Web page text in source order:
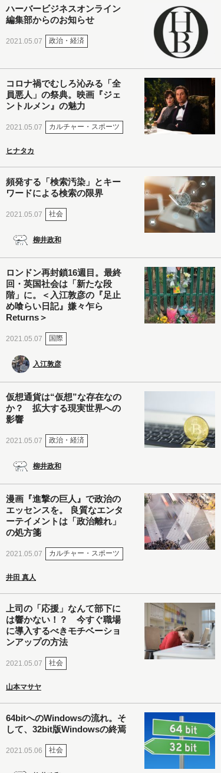
ハーバービジネスオンライン
編集部からのお知らせ
2021.05.07 政治・経済
コロナ禍でむしろ沁みる「全
員悪人」の祭典。映画『ジェ
ントルメン』の魅力
2021.05.07 カルチャー・スポーツ
ヒナタカ
頻発する「検索汚染」とキー
ワードによる検索の限界
2021.05.07 社会
柳井政和
ロンドン再封鎖16週目。最終
回・英国社会は「新たな段
階」に。＜入江敦彦の『足止
め喰らい日記』嫌々乍ら
Returns＞
2021.05.07 国際
入江敦彦
仮想通貨は“仮想”な存在なの
か？ 拡大する現実世界への
影響
2021.05.07 政治・経済
柳井政和
漫画『進撃の巨人』で政治の
エッセンスを。 良質なエンタ
ーテイメントは「政治離れ」
の処方箋
2021.05.07 カルチャー・スポーツ
井田 真人
上司の「応援」なんて部下に
は響かない！？ 今すぐ職場
に導入するべきモチベーショ
ンアップの方法
2021.05.07 社会
山本マサヤ
64bitへのWindowsの流れ。そ
して、32bit版Windowsの終焉
2021.05.06 社会